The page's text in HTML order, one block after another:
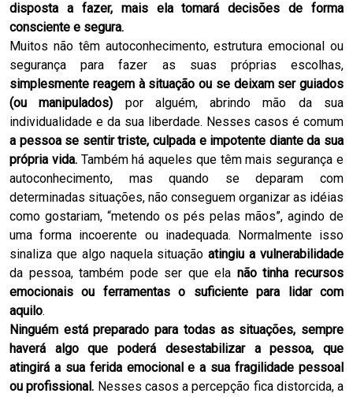
disposta a fazer, mais ela tomará decisões de forma
consciente e segura.
Muitos não têm autoconhecimento, estrutura emocional ou
segurança para fazer as suas próprias escolhas,
simplesmente reagem à situação ou se deixam ser guiados
(ou manipulados) por alguém, abrindo mão da sua
individualidade e da sua liberdade. Nesses casos é comum
a pessoa se sentir triste, culpada e impotente diante da sua
própria vida.Também há aqueles que têm mais segurança e
autoconhecimento, mas quando se deparam com
determinadas situações, não conseguem organizar as idéias
como gostariam, “metendo os pés pelas mãos”, agindo de
uma forma incoerente ou inadequada. Normalmente isso
sinaliza que algo naquela situaçãoatingiu a vulnerabilidade
da pessoa, também pode ser que ela não tinha recursos
emocionais ou ferramentas o suficiente para lidar com
aquilo.
Ninguém está preparado para todas as situações, sempre
haverá algo que poderá desestabilizar a pessoa, que
atingirá a sua ferida emocional e a sua fragilidade pessoal
ou profissional. Nesses casos a percepção fica distorcida, a